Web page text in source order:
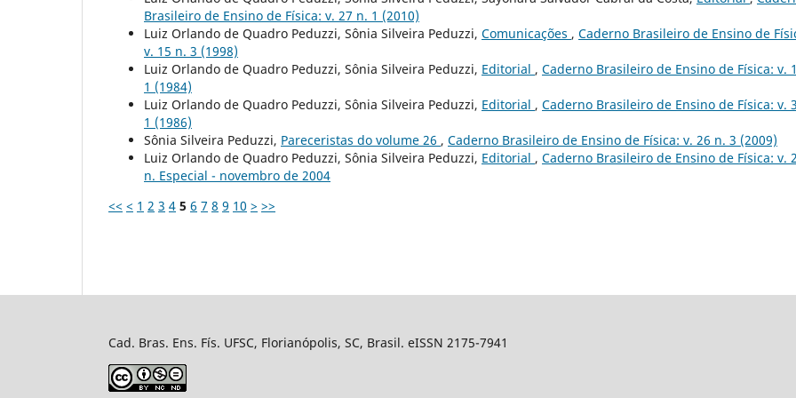
Brasileiro de Ensino de Física: v. 27 n. 1 (2010)
Luiz Orlando de Quadro Peduzzi, Sônia Silveira Peduzzi, Comunicações , Caderno Brasileiro de Ensino de
v. 15 n. 3 (1998)
Luiz Orlando de Quadro Peduzzi, Sônia Silveira Peduzzi, Editorial , Caderno Brasileiro de Ensino de Física: v.
1 (1984)
Luiz Orlando de Quadro Peduzzi, Sônia Silveira Peduzzi, Editorial , Caderno Brasileiro de Ensino de Física: v.
1 (1986)
Sônia Silveira Peduzzi, Pareceristas do volume 26 , Caderno Brasileiro de Ensino de Física: v. 26 n. 3 (2009)
Luiz Orlando de Quadro Peduzzi, Sônia Silveira Peduzzi, Editorial , Caderno Brasileiro de Ensino de Física: v.
n. Especial - novembro de 2004
<< < 1 2 3 4 5 6 7 8 9 10 > >>
Cad. Bras. Ens. Fís. UFSC, Florianópolis, SC, Brasil. eISSN 2175-7941